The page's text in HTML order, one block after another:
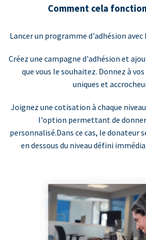
Comment cela
Lancer un programme d'adhésion
Créez une campagne d'adhésion et
que vous le souhaitez. Donnez à
uniques et
Joignez une cotisation à chaque
l'option permettant de
personnalisé.Dans ce cas, le donateur
en dessous du niveau défini